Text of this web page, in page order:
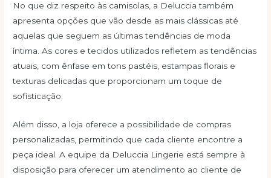
No que diz respeito às camisolas, a Deluccia também
apresenta opções que vão desde as mais clássicas até
aquelas que seguem as últimas tendências de moda
íntima. As cores e tecidos utilizados refletem as tendências
atuais, com ênfase em tons pastéis, estampas florais e
texturas delicadas que proporcionam um toque de
sofisticação.
Além disso, a loja oferece a possibilidade de compras
personalizadas, permitindo que cada cliente encontre a
peça ideal. A equipe da Deluccia Lingerie está sempre à
disposição para oferecer um atendimento ao cliente de